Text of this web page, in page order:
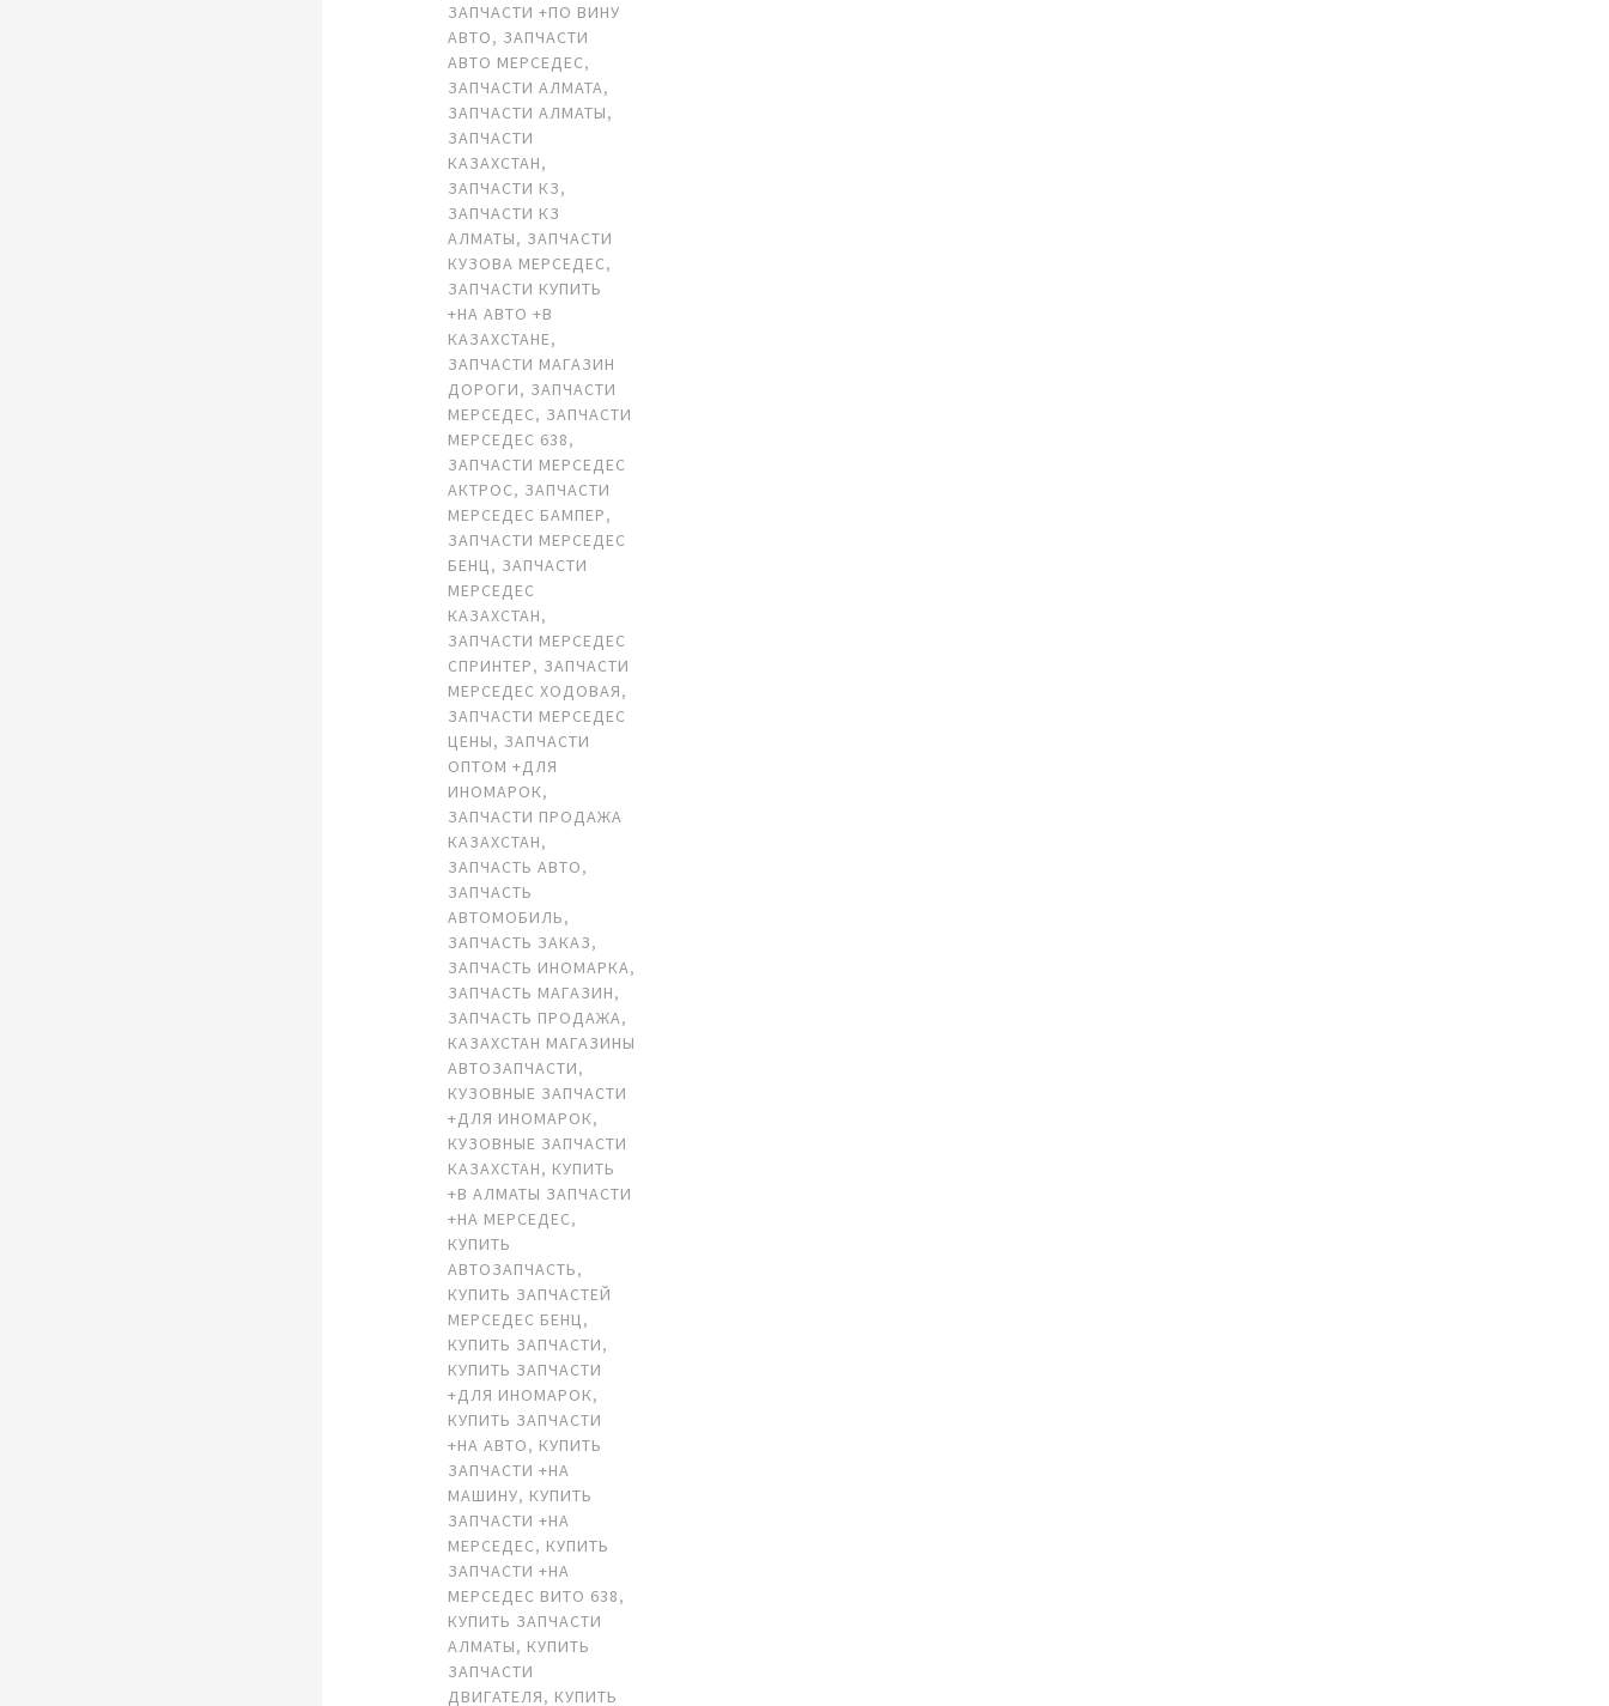
ЗАПЧАСТИ +ПО ВИНУ
АВТО, ЗАПЧАСТИ
АВТО МЕРСЕДЕС,
ЗАПЧАСТИ АЛМАТА,
ЗАПЧАСТИ АЛМАТЫ,
ЗАПЧАСТИ
КАЗАХСТАН,
ЗАПЧАСТИ КЗ,
ЗАПЧАСТИ КЗ
АЛМАТЫ, ЗАПЧАСТИ
КУЗОВА МЕРСЕДЕС,
ЗАПЧАСТИ КУПИТЬ
+НА АВТО +В
КАЗАХСТАНЕ,
ЗАПЧАСТИ МАГАЗИН
ДОРОГИ, ЗАПЧАСТИ
МЕРСЕДЕС, ЗАПЧАСТИ
МЕРСЕДЕС 638,
ЗАПЧАСТИ МЕРСЕДЕС
АКТРОС, ЗАПЧАСТИ
МЕРСЕДЕС БАМПЕР,
ЗАПЧАСТИ МЕРСЕДЕС
БЕНЦ, ЗАПЧАСТИ
МЕРСЕДЕС
КАЗАХСТАН,
ЗАПЧАСТИ МЕРСЕДЕС
СПРИНТЕР, ЗАПЧАСТИ
МЕРСЕДЕС ХОДОВАЯ,
ЗАПЧАСТИ МЕРСЕДЕС
ЦЕНЫ, ЗАПЧАСТИ
ОПТОМ +ДЛЯ
ИНОМАРОК,
ЗАПЧАСТИ ПРОДАЖА
КАЗАХСТАН,
ЗАПЧАСТЬ АВТО,
ЗАПЧАСТЬ
АВТОМОБИЛЬ,
ЗАПЧАСТЬ ЗАКАЗ,
ЗАПЧАСТЬ ИНОМАРКА,
ЗАПЧАСТЬ МАГАЗИН,
ЗАПЧАСТЬ ПРОДАЖА,
КАЗАХСТАН МАГАЗИНЫ
АВТОЗАПЧАСТИ,
КУЗОВНЫЕ ЗАПЧАСТИ
+ДЛЯ ИНОМАРОК,
КУЗОВНЫЕ ЗАПЧАСТИ
КАЗАХСТАН, КУПИТЬ
+В АЛМАТЫ ЗАПЧАСТИ
+НА МЕРСЕДЕС,
КУПИТЬ
АВТОЗАПЧАСТЬ,
КУПИТЬ ЗАПЧАСТЕЙ
МЕРСЕДЕС БЕНЦ,
КУПИТЬ ЗАПЧАСТИ,
КУПИТЬ ЗАПЧАСТИ
+ДЛЯ ИНОМАРОК,
КУПИТЬ ЗАПЧАСТИ
+НА АВТО, КУПИТЬ
ЗАПЧАСТИ +НА
МАШИНУ, КУПИТЬ
ЗАПЧАСТИ +НА
МЕРСЕДЕС, КУПИТЬ
ЗАПЧАСТИ +НА
МЕРСЕДЕС ВИТО 638,
КУПИТЬ ЗАПЧАСТИ
АЛМАТЫ, КУПИТЬ
ЗАПЧАСТИ
ДВИГАТЕЛЯ, КУПИТЬ